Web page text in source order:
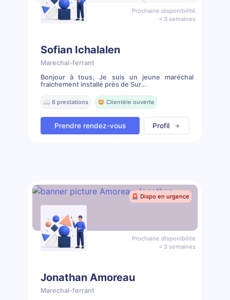
Prochaine disponibilité
< 3 semaines
Sofian Ichalalen
Marechal-ferrant
Bonjour à tous, Je suis un jeune maréchal
fraichement installé près de Sur...
📖 6 prestations 🤩 Clientèle ouverte
Prendre rendez-vous Profil
🚨 Dispo en urgence
Prochaine disponibilité
< 3 semaines
Jonathan Amoreau
Marechal-ferrant